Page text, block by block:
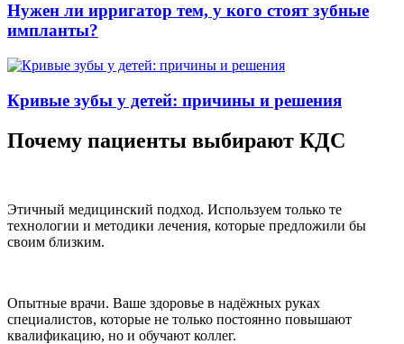
Нужен ли ирригатор тем, у кого стоят зубные
импланты?
Кривые зубы у детей: причины и решения
Почему пациенты выбирают КДС
Этичный медицинский подход. Используем только те
технологии и методики лечения, которые предложили бы
своим близким.
Опытные врачи. Ваше здоровье в надёжных руках
специалистов, которые не только постоянно повышают
квалификацию, но и обучают коллег.